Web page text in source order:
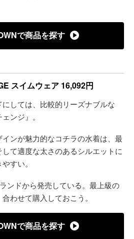
で商品を探す
スイムウェア 16,092円
にしては、比較的リーズナブルな
ンジ』。
ンが魅力的なコチラの水着は、最
て適度な太さのあるシルエットに
すい。
ンドから発売している。最上級の
わせて購入しておこう。
で商品を探す